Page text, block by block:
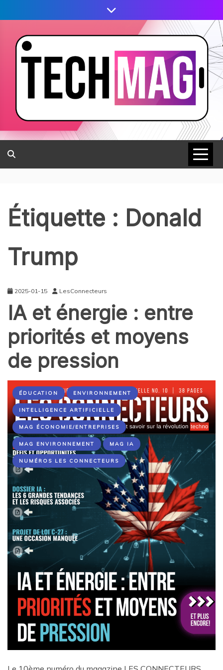
Étiquette : Donald
Trump
2025-01-15 LesConnecteurs
IA et énergie : entre
priorités et moyens
de pression
ÉDUCATION ENVIRONNEMENT
INTELLIGENCE ARTIFICIELLE
MAG ÉCONOMIE/ENTREPRISES
MAG ENVIRONNEMENT MAG IA
NUMÉROS LES CONNECTEURS